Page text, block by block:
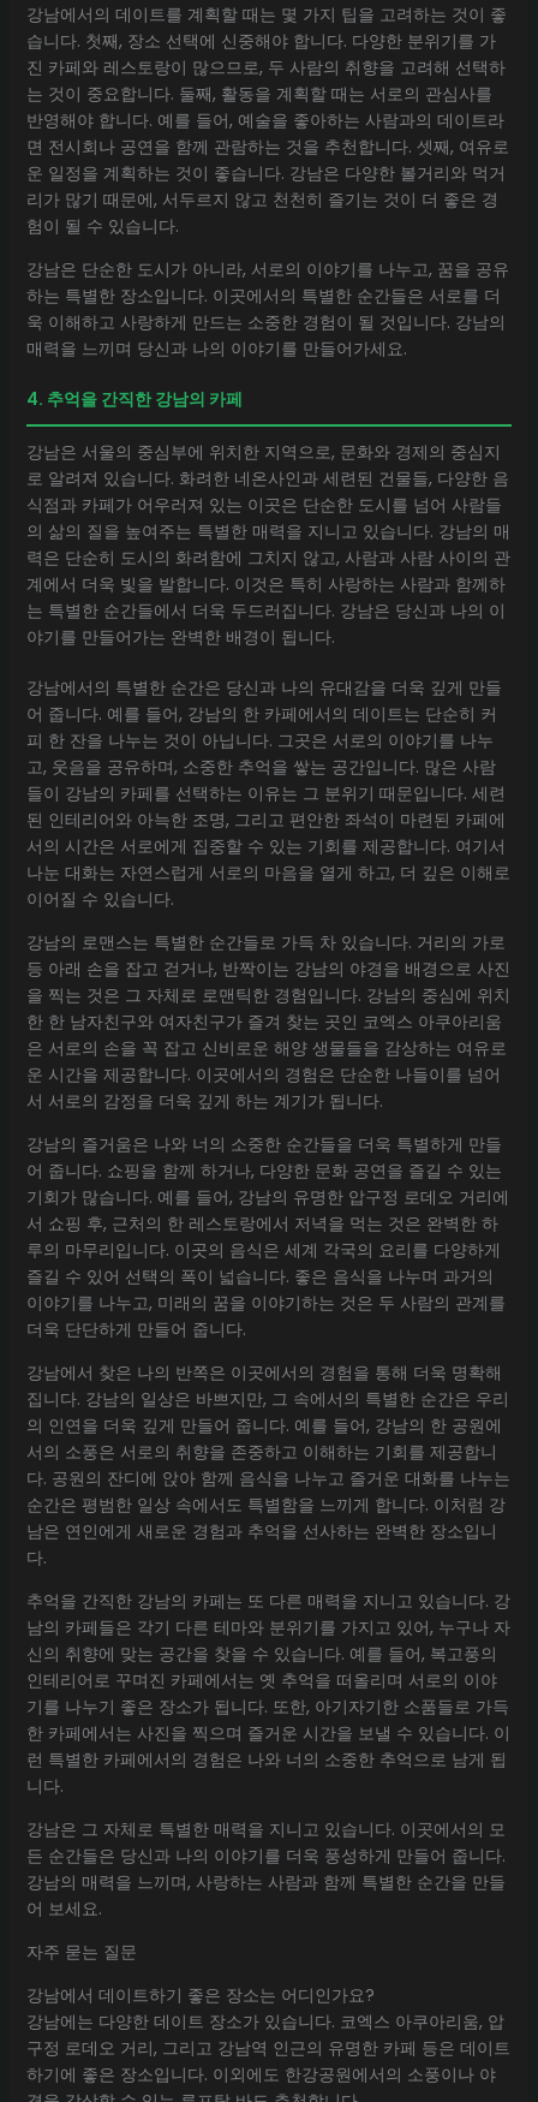
강남에서의 데이트를 계획할 때는 몇 가지 팁을 고려하는 것이 좋
습니다. 첫째, 장소 선택에 신중해야 합니다. 다양한 분위기를 가
진 카페와 레스토랑이 많으므로, 두 사람의 취향을 고려해 선택하
는 것이 중요합니다. 둘째, 활동을 계획할 때는 서로의 관심사를
반영해야 합니다. 예를 들어, 예술을 좋아하는 사람과의 데이트라
면 전시회나 공연을 함께 관람하는 것을 추천합니다. 셋째, 여유로
운 일정을 계획하는 것이 좋습니다. 강남은 다양한 볼거리와 먹거
리가 많기 때문에, 서두르지 않고 천천히 즐기는 것이 더 좋은 경
험이 될 수 있습니다.
강남은 단순한 도시가 아니라, 서로의 이야기를 나누고, 꿈을 공유
하는 특별한 장소입니다. 이곳에서의 특별한 순간들은 서로를 더
욱 이해하고 사랑하게 만드는 소중한 경험이 될 것입니다. 강남의
매력을 느끼며 당신과 나의 이야기를 만들어가세요.
4. 추억을 간직한 강남의 카페
강남은 서울의 중심부에 위치한 지역으로, 문화와 경제의 중심지
로 알려져 있습니다. 화려한 네온사인과 세련된 건물들, 다양한 음
식점과 카페가 어우러져 있는 이곳은 단순한 도시를 넘어 사람들
의 삶의 질을 높여주는 특별한 매력을 지니고 있습니다. 강남의 매
력은 단순히 도시의 화려함에 그치지 않고, 사람과 사람 사이의 관
계에서 더욱 빛을 발합니다. 이것은 특히 사랑하는 사람과 함께하
는 특별한 순간들에서 더욱 두드러집니다. 강남은 당신과 나의 이
야기를 만들어가는 완벽한 배경이 됩니다.
강남에서의 특별한 순간은 당신과 나의 유대감을 더욱 깊게 만들
어 줍니다. 예를 들어, 강남의 한 카페에서의 데이트는 단순히 커
피 한 잔을 나누는 것이 아닙니다. 그곳은 서로의 이야기를 나누
고, 웃음을 공유하며, 소중한 추억을 쌓는 공간입니다. 많은 사람
들이 강남의 카페를 선택하는 이유는 그 분위기 때문입니다. 세련
된 인테리어와 아늑한 조명, 그리고 편안한 좌석이 마련된 카페에
서의 시간은 서로에게 집중할 수 있는 기회를 제공합니다. 여기서
나눈 대화는 자연스럽게 서로의 마음을 열게 하고, 더 깊은 이해로
이어질 수 있습니다.
강남의 로맨스는 특별한 순간들로 가득 차 있습니다. 거리의 가로
등 아래 손을 잡고 걷거나, 반짝이는 강남의 야경을 배경으로 사진
을 찍는 것은 그 자체로 로맨틱한 경험입니다. 강남의 중심에 위치
한 한 남자친구와 여자친구가 즐겨 찾는 곳인 코엑스 아쿠아리움
은 서로의 손을 꼭 잡고 신비로운 해양 생물들을 감상하는 여유로
운 시간을 제공합니다. 이곳에서의 경험은 단순한 나들이를 넘어
서 서로의 감정을 더욱 깊게 하는 계기가 됩니다.
강남의 즐거움은 나와 너의 소중한 순간들을 더욱 특별하게 만들
어 줍니다. 쇼핑을 함께 하거나, 다양한 문화 공연을 즐길 수 있는
기회가 많습니다. 예를 들어, 강남의 유명한 압구정 로데오 거리에
서 쇼핑 후, 근처의 한 레스토랑에서 저녁을 먹는 것은 완벽한 하
루의 마무리입니다. 이곳의 음식은 세계 각국의 요리를 다양하게
즐길 수 있어 선택의 폭이 넓습니다. 좋은 음식을 나누며 과거의
이야기를 나누고, 미래의 꿈을 이야기하는 것은 두 사람의 관계를
더욱 단단하게 만들어 줍니다.
강남에서 찾은 나의 반쪽은 이곳에서의 경험을 통해 더욱 명확해
집니다. 강남의 일상은 바쁘지만, 그 속에서의 특별한 순간은 우리
의 인연을 더욱 깊게 만들어 줍니다. 예를 들어, 강남의 한 공원에
서의 소풍은 서로의 취향을 존중하고 이해하는 기회를 제공합니
다. 공원의 잔디에 앉아 함께 음식을 나누고 즐거운 대화를 나누는
순간은 평범한 일상 속에서도 특별함을 느끼게 합니다. 이처럼 강
남은 연인에게 새로운 경험과 추억을 선사하는 완벽한 장소입니
다.
추억을 간직한 강남의 카페는 또 다른 매력을 지니고 있습니다. 강
남의 카페들은 각기 다른 테마와 분위기를 가지고 있어, 누구나 자
신의 취향에 맞는 공간을 찾을 수 있습니다. 예를 들어, 복고풍의
인테리어로 꾸며진 카페에서는 옛 추억을 떠올리며 서로의 이야
기를 나누기 좋은 장소가 됩니다. 또한, 아기자기한 소품들로 가득
한 카페에서는 사진을 찍으며 즐거운 시간을 보낼 수 있습니다. 이
런 특별한 카페에서의 경험은 나와 너의 소중한 추억으로 남게 됩
니다.
강남은 그 자체로 특별한 매력을 지니고 있습니다. 이곳에서의 모
든 순간들은 당신과 나의 이야기를 더욱 풍성하게 만들어 줍니다.
강남의 매력을 느끼며, 사랑하는 사람과 함께 특별한 순간을 만들
어 보세요.
자주 묻는 질문
강남에서 데이트하기 좋은 장소는 어디인가요?
강남에는 다양한 데이트 장소가 있습니다. 코엑스 아쿠아리움, 압
구정 로데오 거리, 그리고 강남역 인근의 유명한 카페 등은 데이트
하기에 좋은 장소입니다. 이외에도 한강공원에서의 소풍이나 야